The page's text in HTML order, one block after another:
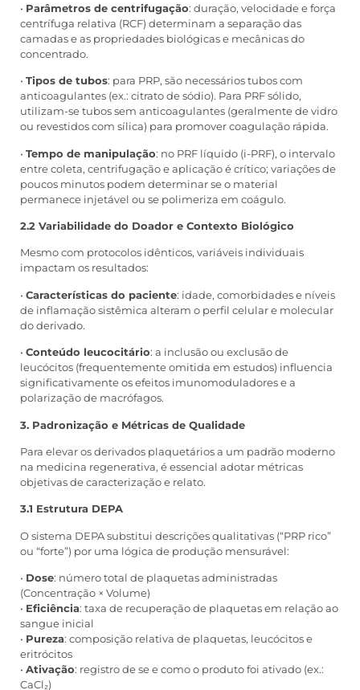
• Parâmetros de centrifugação: duração, velocidade e força
centrífuga relativa (RCF) determinam a separação das
camadas e as propriedades biológicas e mecânicas do
concentrado.
• Tipos de tubos: para PRP, são necessários tubos com
anticoagulantes (ex.: citrato de sódio). Para PRF sólido,
utilizam-se tubos sem anticoagulantes (geralmente de vidro
ou revestidos com sílica) para promover coagulação rápida.
• Tempo de manipulação: no PRF líquido (i-PRF), o intervalo
entre coleta, centrifugação e aplicação é crítico; variações de
poucos minutos podem determinar se o material
permanece injetável ou se polimeriza em coágulo.
2.2 Variabilidade do Doador e Contexto Biológico
Mesmo com protocolos idênticos, variáveis individuais
impactam os resultados:
• Características do paciente: idade, comorbidades e níveis
de inflamação sistêmica alteram o perfil celular e molecular
do derivado.
• Conteúdo leucocitário: a inclusão ou exclusão de
leucócitos (frequentemente omitida em estudos) influencia
significativamente os efeitos imunomoduladores e a
polarização de macrófagos.
3. Padronização e Métricas de Qualidade
Para elevar os derivados plaquetários a um padrão moderno
na medicina regenerativa, é essencial adotar métricas
objetivas de caracterização e relato.
3.1 Estrutura DEPA
O sistema DEPA substitui descrições qualitativas (“PRP rico”
ou “forte”) por uma lógica de produção mensurável:
• Dose: número total de plaquetas administradas
(Concentração × Volume)
• Eficiência: taxa de recuperação de plaquetas em relação ao
sangue inicial
• Pureza: composição relativa de plaquetas, leucócitos e
eritrócitos
• Ativação: registro de se e como o produto foi ativado (ex.:
CaCl₂)